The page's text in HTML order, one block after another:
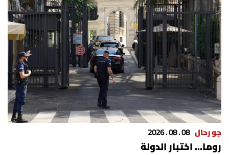
جو رحال 08 . 08 . 2026
روما… اختبار الدولة